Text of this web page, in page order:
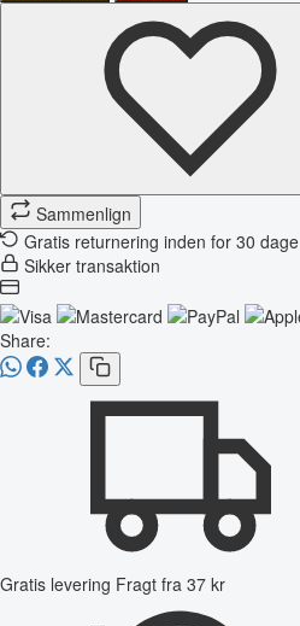
Sammenlign
Gratis returnering inden for 30 dage
Sikker transaktion
Share:
Gratis levering Fragt fra 37 kr